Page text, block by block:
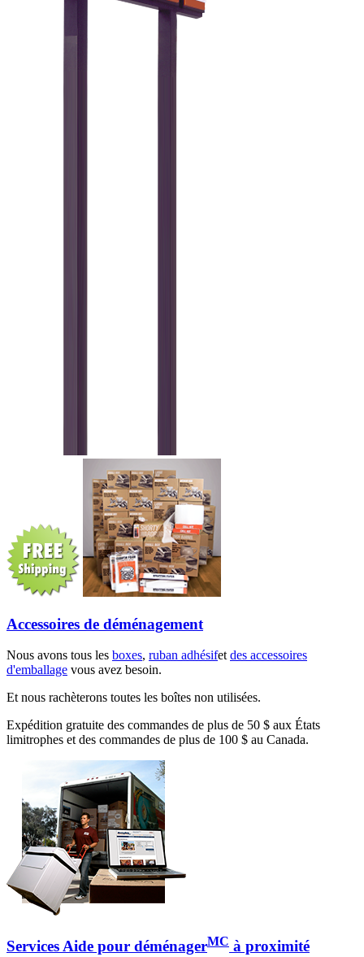
Accessoires de déménagement
Nous avons tous les boxes, ruban adhésifetdes accessoires
d'emballage vous avez besoin.
Et nous rachèterons toutes les boîtes non utilisées.
Expédition gratuite des commandes de plus de 50 $ aux États
limitrophes et des commandes de plus de 100 $ au Canada.
Services Aide pour déménagerMC à proximité